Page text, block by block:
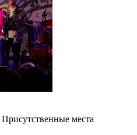
Присутственные места